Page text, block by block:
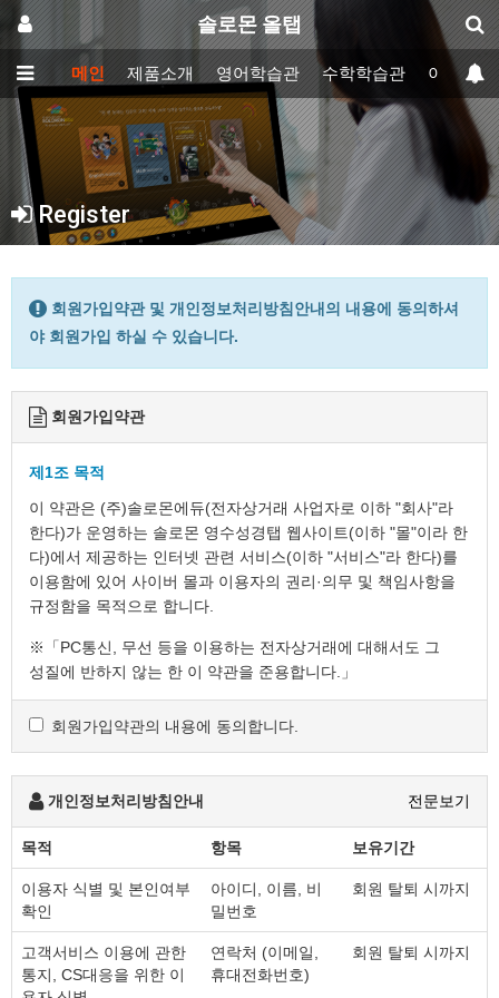
솔로몬 올탭
메인 제품소개 영어학습관 수학학습관 이러닝학
Register
회원가입약관 및 개인정보처리방침안내의 내용에 동의하셔
야 회원가입 하실 수 있습니다.
회원가입약관
제1조 목적
이 약관은 (주)솔로몬에듀(전자상거래 사업자로 이하 "회사"라
한다)가 운영하는 솔로몬 영수성경탭 웹사이트(이하 "몰"이라 한
다)에서 제공하는 인터넷 관련 서비스(이하 "서비스"라 한다)를
이용함에 있어 사이버 몰과 이용자의 권리·의무 및 책임사항을
규정함을 목적으로 합니다.
※「PC통신, 무선 등을 이용하는 전자상거래에 대해서도 그
성질에 반하지 않는 한 이 약관을 준용합니다.」
제2조 정의
이용하여 재화 등을 거래할 수 있도록 설정한 가상의
영업장을 말하며, 아울러 사이버몰을 운영하는 사업자의
"이용자"란 "몰"에 접속하여 이 약관에 따라 "몰"이
제공하는 서비스를 받는 회원 및 비회원을 말합니다.
'회원'이라 함은 “몰”에 회원등록을 한 자로서, 계속적으로
"몰"이 제공하는 서비스를 이용할 수 있는 자를 말합니다.
'비회원'이라 함은 회원에 가입하지 않고 "몰"이 제공하는
회원가입약관의 내용에 동의합니다.
전문보기
개인정보처리방침안내
목적 항목 보유기간
이용자 식별 및 본인여부
확인
아이디, 이름, 비
밀번호
회원 탈퇴 시까지
고객서비스 이용에 관한
통지, CS대응을 위한 이
연락처 (이메일,
휴대전화번호)
회원 탈퇴 시까지